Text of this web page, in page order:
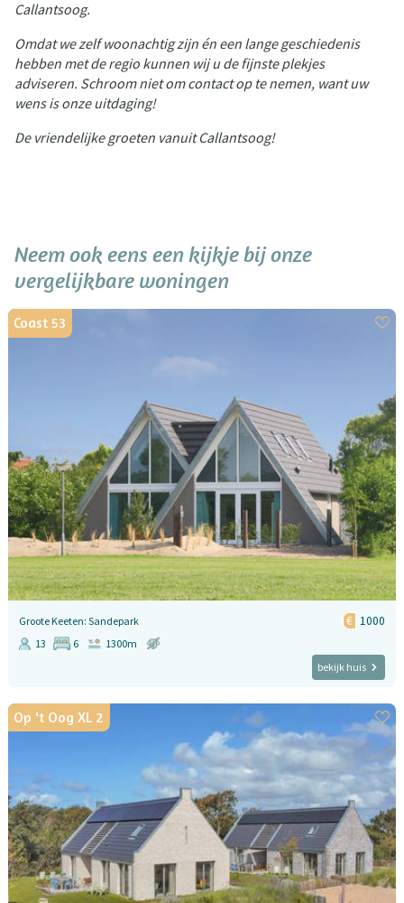
Callantsoog.
Omdat we zelf woonachtig zijn én een lange geschiedenis
hebben met de regio kunnen wij u de fijnste plekjes
adviseren. Schroom niet om contact op te nemen, want uw
wens is onze uitdaging!
De vriendelijke groeten vanuit Callantsoog!
Neem ook eens een kijkje bij onze
vergelijkbare woningen
Coast 53
Groote Keeten: Sandepark 1000
13 6
1300m
bekijk huis
Op 't Oog XL 2